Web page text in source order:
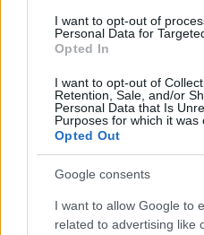
I want to opt-out of
Personal Data for
Opted In
I want to opt-out of
Retention, Sale, and/or
Personal Data that Is
Purposes for which it was
Opted Out
Google consents
I want to allow Google to
related to advertising like
véleménye szerint egy
szellemi inspirációra van
mondta, várakozása
klasszikus, de a mának
Réthly Attila
, aki
arról beszélt, hogy a
rendezői jelenlét szerinte
ambícióként, vágyként is